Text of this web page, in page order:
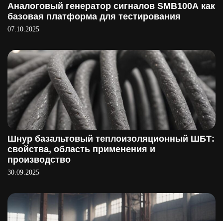
Аналоговый генератор сигналов SMB100A как
базовая платформа для тестирования
07.10.2025
Шнур базальтовый теплоизоляционный ШБТ:
свойства, область применения и
производство
30.09.2025